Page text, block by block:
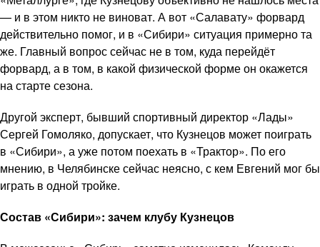
— и в этом никто не виноват. А вот «Салавату» форвард
действительно помог, и в «Сибири» ситуация примерно та
же. Главный вопрос сейчас не в том, куда перейдёт
форвард, а в том, в какой физической форме он окажется
на старте сезона.
Другой эксперт, бывший спортивный директор «Лады»
Сергей Гомоляко, допускает, что Кузнецов может поиграть
в «Сибири», а уже потом поехать в «Трактор». По его
мнению, в Челябинске сейчас неясно, с кем Евгений мог бы
играть в одной тройке.
Состав «Сибири»: зачем клубу Кузнецов